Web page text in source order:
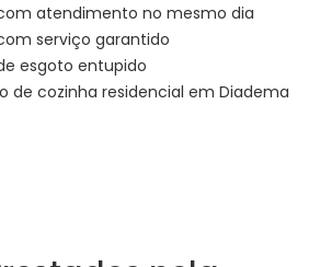
atendimento no mesmo dia
serviço garantido
esgoto entupido
de cozinha residencial em Diadema